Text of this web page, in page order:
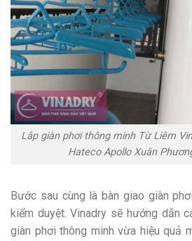
Lắp giàn phơi thông minh Từ Liêm
Hateco Apollo Xuân
Bước sau cùng là bàn giao giàn
kiểm duyệt. Vinadry sẽ hướng dẫn
giàn phơi thông minh vừa hiệu quả